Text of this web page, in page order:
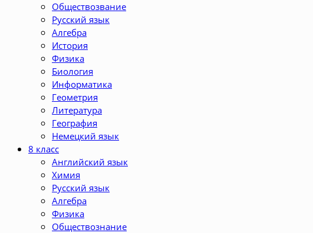
Обществозвание
Русский язык
Алгебра
История
Физика
Биология
Информатика
Геометрия
Литература
География
Немецкий язык
8 класс
Английский язык
Химия
Русский язык
Алгебра
Физика
Обществознание